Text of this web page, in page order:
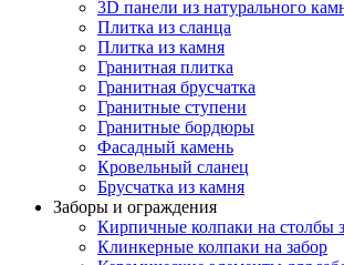
3D панели из натурального
Плитка из сланца
Плитка из камня
Гранитная плитка
Гранитная брусчатка
Гранитные ступени
Гранитные бордюры
Фасадный камень
Кровельный сланец
Брусчатка из камня
Заборы и ограждения
Кирпичные колпаки на столбы
Клинкерные колпаки на забор